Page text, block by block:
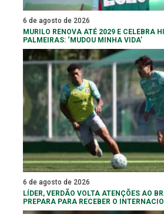
6 de agosto de 2026
MURILO RENOVA ATÉ 2029 E CELEBRA
PALMEIRAS: ‘MUDOU MINHA VIDA’
6 de agosto de 2026
LÍDER, VERDÃO VOLTA ATENÇÕES AO
PREPARA PARA RECEBER O